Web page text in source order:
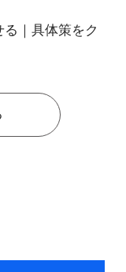
｜具体策をク